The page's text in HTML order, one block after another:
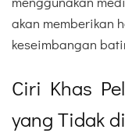
akan memberikan
keseimbangan
Ciri Khas
yang Tidak